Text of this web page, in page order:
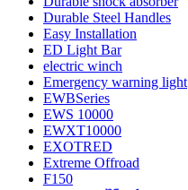
Durable Steel Handles
Easy Installation
ED Light Bar
electric winch
Emergency warning light
EWBSeries
EWS 10000
EWXT10000
EXOTRED
Extreme Offroad
F150